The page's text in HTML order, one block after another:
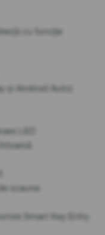
cu funcție
și Android Auto)
LED
scaune
Smart Key Entry